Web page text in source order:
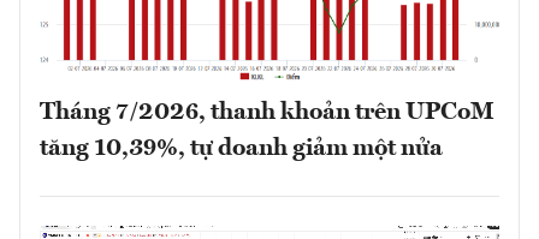
Tháng 7/2026, thanh khoản trên UPCoM
tăng 10,39%, tự doanh giảm một nửa